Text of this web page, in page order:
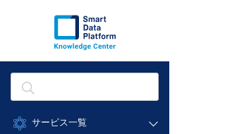
サービス一覧